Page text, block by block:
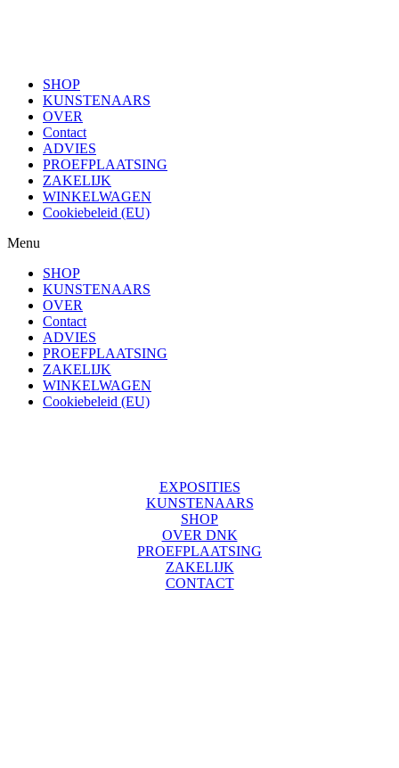
SHOP
KUNSTENAARS
OVER
Contact
ADVIES
PROEFPLAATSING
ZAKELIJK
WINKELWAGEN
Cookiebeleid (EU)
Menu
SHOP
KUNSTENAARS
OVER
Contact
ADVIES
PROEFPLAATSING
ZAKELIJK
WINKELWAGEN
Cookiebeleid (EU)
EXPOSITIES
KUNSTENAARS
SHOP
OVER DNK
PROEFPLAATSING
ZAKELIJK
CONTACT